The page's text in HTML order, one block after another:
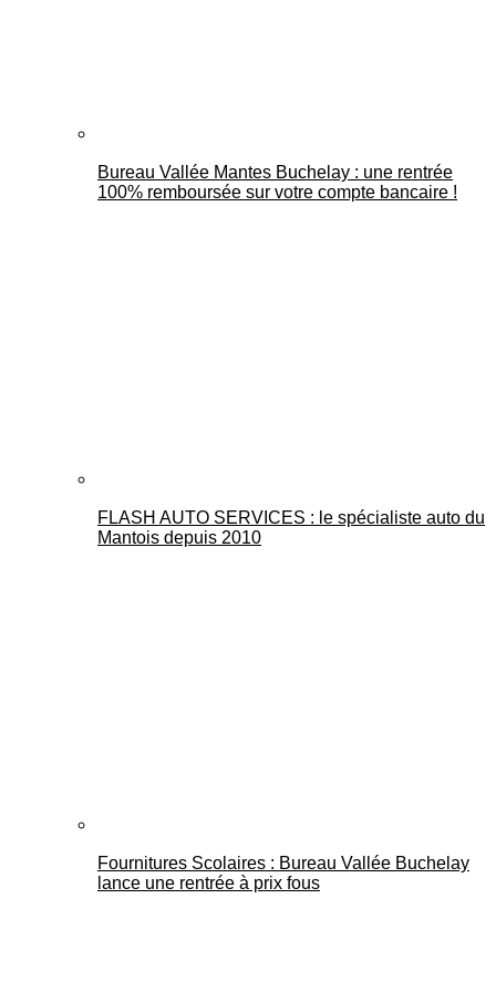
Bureau Vallée Mantes Buchelay : une rentrée
100% remboursée sur votre compte bancaire !
FLASH AUTO SERVICES : le spécialiste auto du
Mantois depuis 2010
Fournitures Scolaires : Bureau Vallée Buchelay
lance une rentrée à prix fous